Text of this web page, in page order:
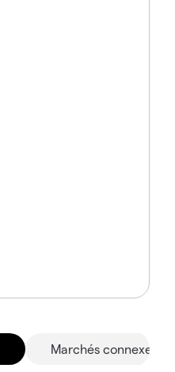
Marchés connexes